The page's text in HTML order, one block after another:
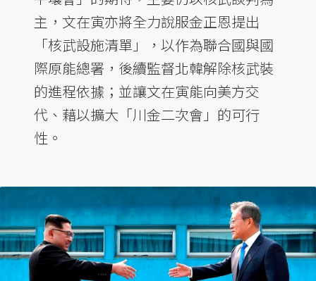
主，文在寅亦將全力說服金正恩提出
「核武設施清單」，以作為聯合國與國
際原能總署，後續監督北韓解除核武裝
的進程依據；並讓文在寅能向美方交
代、藉以擴大「川金二次會」的可行
性。